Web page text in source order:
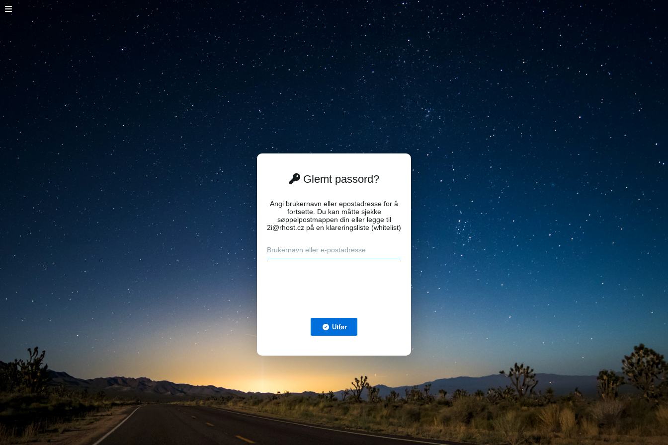
Glemt passord?
Angi brukernavn eller epostadresse for å
fortsette. Du kan måtte sjekke
søppelpostmappen din eller legge til
2i@rhost.cz på en klareringsliste (whitelist)
Utfør